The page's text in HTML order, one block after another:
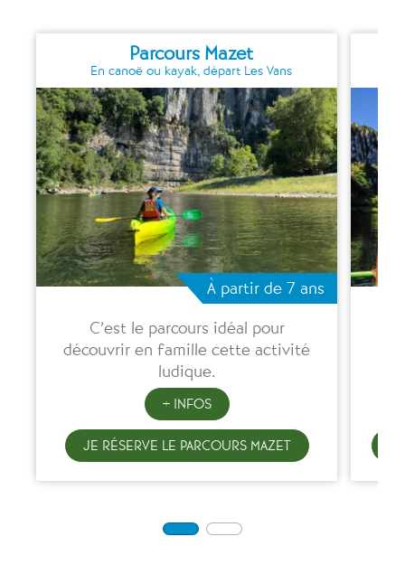
Parcours Mazet
En canoë ou kayak, départ Les Vans
À partir de 7 ans
C’est le parcours idéal pour
découvrir en famille cette activité
ludique.
+ INFOS
JE RÉSERVE LE PARCOURS MAZET